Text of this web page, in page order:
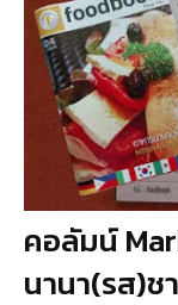
คอลัมน์
นานา(รส)ช